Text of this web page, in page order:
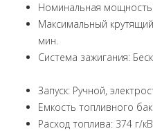
Номинальная
Максимальный
мин.
Система зажигания:
Запуск: Ручной,
Емкость топливного
Расход топлива: 374 г/